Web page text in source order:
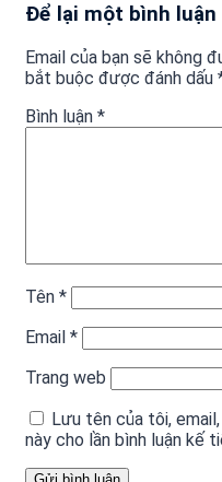
Để lại một bình luận
Email của bạn sẽ không
bắt buộc được đánh dấu
Bình luận *
Tên *
Email *
Trang web
Lưu tên của tôi,
này cho lần bình luận kế